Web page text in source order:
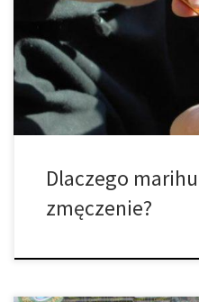
senności, letargu, a nawet
trakcie palenie marihuany.
ramionami i mówi, że taka jest
mogą uznawać atrybuty te za […]
Dlaczego
zmęczenie?